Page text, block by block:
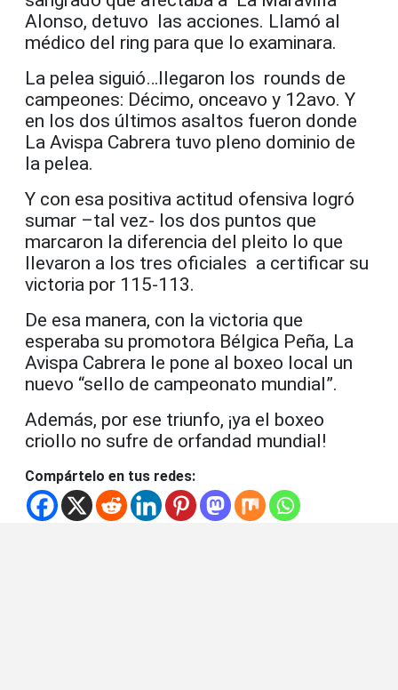
Alonso, detuvo las acciones. Llamó al
médico del ring para que lo examinara.
La pelea siguió…llegaron los rounds de
campeones: Décimo, onceavo y 12avo. Y
en los dos últimos asaltos fueron donde
La Avispa Cabrera tuvo pleno dominio de
la pelea.
Y con esa positiva actitud ofensiva logró
sumar –tal vez- los dos puntos que
marcaron la diferencia del pleito lo que
llevaron a los tres oficiales a certificar su
victoria por 115-113.
De esa manera, con la victoria que
esperaba su promotora Bélgica Peña, La
Avispa Cabrera le pone al boxeo local un
nuevo “sello de campeonato mundial”.
Además, por ese triunfo, ¡ya el boxeo
criollo no sufre de orfandad mundial!
Compártelo en tus redes: